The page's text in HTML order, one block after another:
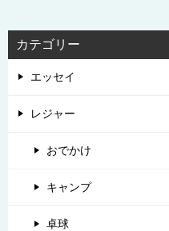
カテゴリー
エッセイ
レジャー
おでかけ
キャンプ
卓球